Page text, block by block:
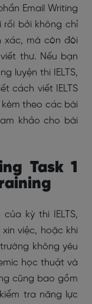
Email Writing
rối bởi không chỉ
xác, mà còn đòi
thư. Nếu bạn
luyện thi IELTS,
cách viết IELTS
theo các bài
khảo cho bài
Task 1
kỳ thi IELTS,
việc, hoặc khi
không yêu
học thuật và
cũng bao gồm
tra năng lực